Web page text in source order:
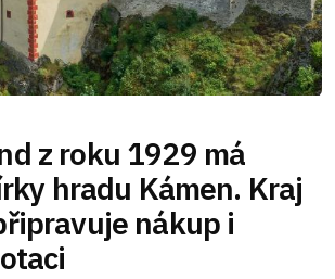
z roku 1929 má
hradu Kámen. Kraj
nákup i